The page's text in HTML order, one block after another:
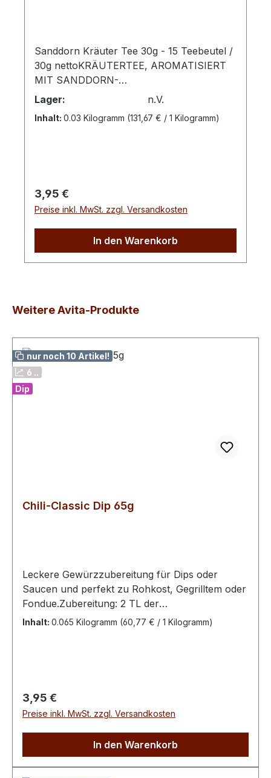
Sanddorn Kräuter Tee 30g - 15 Teebeutel /
30g nettoKRÄUTERTEE, AROMATISIERT
MIT SANDDORN-
GESCHMACKZubereitung: Pro Tasse 1
Aufgussbeutel mit kochendem Wasser
übergießen und 5 -10 Minuten ziehen
Sanddornbeeren, natürliches
Sanddornaroma, Vanillearoma,
Lager: n.V.
Inhalt: 0.03 Kilogramm (131,67 € / 1 Kilogramm)
Regulärer Preis:
3,95 €
Preise inkl. MwSt. zzgl. Versandkosten
In den Warenkorb
Produktgalerie überspringen
Weitere Avita-Produkte
nur noch 10 Artikel!
6 ..
Dip
Chili-Classic Dip 65g
Leckere Gewürzzubereitung für Dips oder
Saucen und perfekt zu Rohkost, Gegrilltem oder
Fondue.Zubereitung: 2 TL der
Gewürzzubereitung mit 250 g Quark, Joghurt
Inhalt: 0.065 Kilogramm (60,77 € / 1 Kilogramm)
Regulärer Preis:
3,95 €
Preise inkl. MwSt. zzgl. Versandkosten
In den Warenkorb